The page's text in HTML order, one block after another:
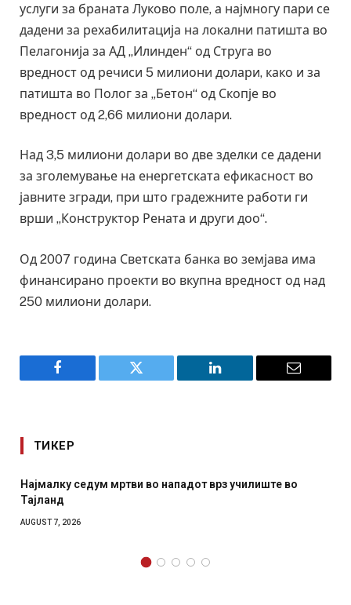
услуги за браната Луково поле, а најмногу пари се
дадени за рехабилитација на локални патишта во
Пелагонија за АД „Илинден“ од Струга во
вредност од речиси 5 милиони долари, како и за
патишта во Полог за „Бетон“ од Скопје во
вредност од 2,66 милиони долари.
Над 3,5 милиони долари во две зделки се дадени
за зголемување на енергетската ефикасност во
јавните згради, при што градежните работи ги
врши „Конструктор Рената и други доо“.
Од 2007 година Светската банка во земјава има
финансирано проекти во вкупна вредност од над
250 милиони долари.
Facebook Twitter LinkedIn Email
ТИКЕР
врз училиште во
СОЗИС: Украинците повеќе